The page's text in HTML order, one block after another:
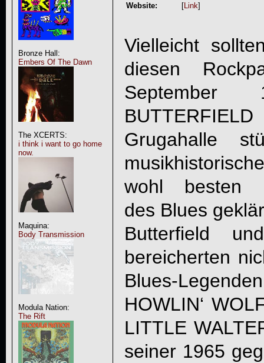
Bronze Hall:
Embers Of The Dawn
The XCERTS:
i think i want to go home
now.
Maquina:
Body Transmission
Modula Nation:
The Rift
Website:
[Link]
Vielleicht
diesen
BUTTERFIELD
Grugahalle
wohl besten
des Blues
Butterfield
bereicherten
Blues-
HOWLIN‘
LITTLE
seiner 1965